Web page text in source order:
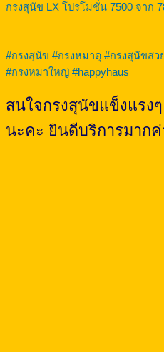
กรงสุนัข LX โปรโมชั่น 7500 จาก
#กรงสุนัข #กรงหมาดุ #กรงสุนัขส
#กรงหมาใหญ่ #happyhaus
สนใจกรงสุนัขแข็งแรง
นะคะ ยินดีบริการมากค่